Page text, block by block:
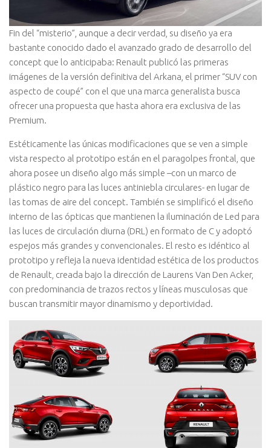
Fin del “misterio”, aunque a decir verdad, su diseño ya era
bastante conocido dado el avanzado grado de desarrollo del
concept que lo anticipaba: Renault publicó las primeras
imágenes de la versión definitiva del Arkana, el primer “SUV con
aspecto de coupé” con el que una marca generalista busca
ofrecer una propuesta que hasta ahora era exclusiva de las
Premium.
Estéticamente las únicas modificaciones que se ven a simple
vista respecto al prototipo están en el paragolpes frontal, que
ahora posee un diseño algo más simple –con un marco de
plástico negro para las luces antiniebla circulares- en lugar de
las tomas de aire del concept. También se simplificó el diseño
interno de las ópticas que mantienen la iluminación de Led para
las luces de circulación diurna (DRL) en formato de C y adoptó
espejos más grandes y convencionales. El resto es idéntico al
prototipo y refleja la nueva identidad estética de los productos
de Renault, creada bajo la dirección de Laurens Van Den Acker,
con predominancia de trazos rectos y líneas musculosas que
buscan transmitir mayor dinamismo y deportividad.